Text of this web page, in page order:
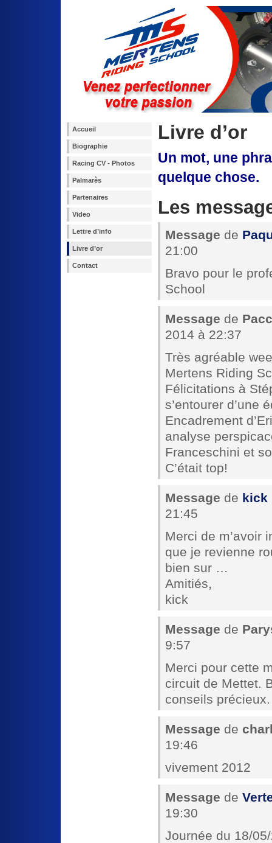
Accueil
Biographie
Racing CV - Photos
Palmarès
Partenaires
Video
Lettre d’info
Livre d’or
Contact
Livre d’or
Un mot, une
quelque chose.
Les
Message de
21:00
Bravo pour le
School
Message de
2014 à 22:37
Très agréable
Mertens Riding
Félicitations à
s’entourer d’une
Encadrement
analyse
Franceschini et
C’était top!
Message de kick
21:45
Merci de m’avoir
que je revienne
bien sur …
Amitiés,
kick
Message de
9:57
Merci pour cette
circuit de Mettet.
conseils
Message de
19:46
vivement 2012
Message de
19:30
Journée du 18/